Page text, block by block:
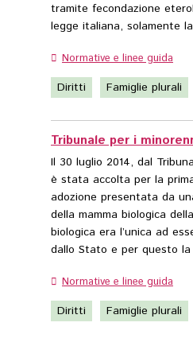
tramite fecondazione
legge italiana, solamente
Diritti Famiglie plurali
Il 30 luglio 2014, dal
è stata accolta per la
adozione presentata da
della mamma biologica
biologica era l’unica ad
dallo Stato e per questo la
Diritti Famiglie plurali